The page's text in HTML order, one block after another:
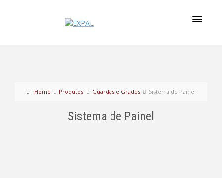
Home Produtos Guardas e Grades Sistema de Painel
Sistema de Painel